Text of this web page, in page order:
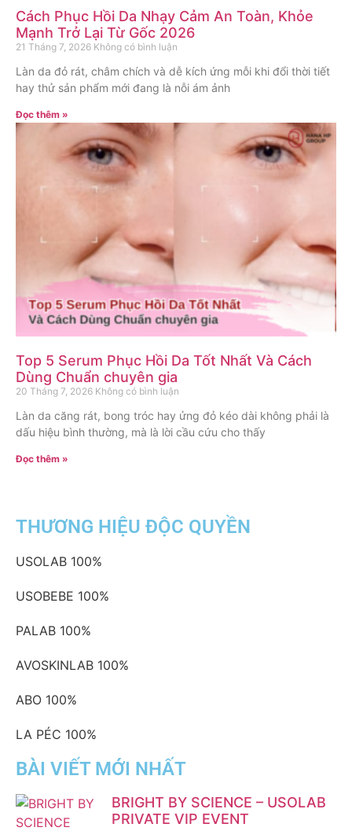
Cách Phục Hồi Da Nhạy Cảm An Toàn, Khỏe
Mạnh Trở Lại Từ Gốc 2026
21 Tháng 7, 2026 Không có bình luận
Làn da đỏ rát, châm chích và dễ kích ứng mỗi khi đổi thời tiết
hay thử sản phẩm mới đang là nỗi ám ảnh
Đọc thêm »
Top 5 Serum Phục Hồi Da Tốt Nhất Và Cách
Dùng Chuẩn chuyên gia
20 Tháng 7, 2026 Không có bình luận
Làn da căng rát, bong tróc hay ửng đỏ kéo dài không phải là
dấu hiệu bình thường, mà là lời cầu cứu cho thấy
Đọc thêm »
THƯƠNG HIỆU ĐỘC QUYỀN
USOLAB 100%
USOBEBE 100%
PALAB 100%
AVOSKINLAB 100%
ABO 100%
LA PÉC 100%
BÀI VIẾT MỚI NHẤT
BRIGHT BY SCIENCE – USOLAB
PRIVATE VIP EVENT